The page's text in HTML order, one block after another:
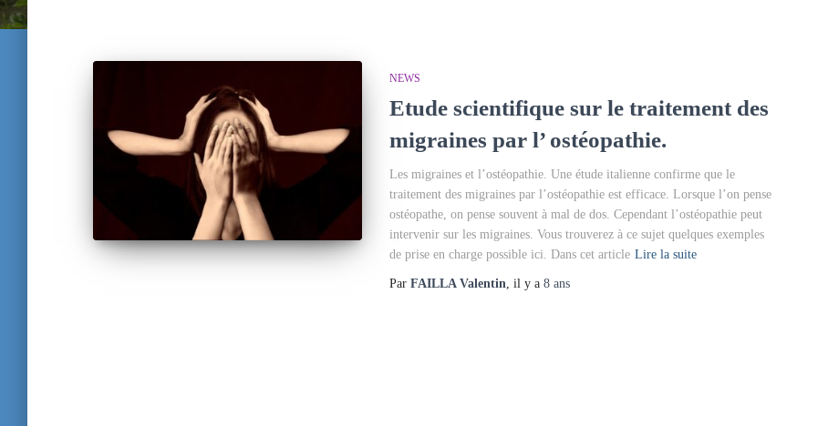
NEWS
Etude scientifique sur le traitement des
migraines par l’ ostéopathie.
Les migraines et l’ostéopathie. Une étude italienne confirme que le
traitement des migraines par l’ostéopathie est efficace. Lorsque l’on pense
ostéopathe, on pense souvent à mal de dos. Cependant l’ostéopathie peut
intervenir sur les migraines. Vous trouverez à ce sujet quelques exemples
de prise en charge possible ici. Dans cet article Lire la suite
Par FAILLA Valentin, il y a 8 ans